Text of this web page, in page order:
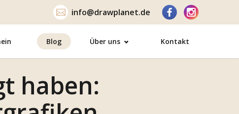
info@drawplanet.de
Blog Über uns Kontakt
haben: